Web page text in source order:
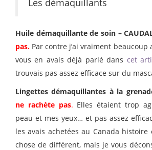
Huile démaquillante de soin –
pas. Par contre j’ai vraiment beaucoup
vous en avais déjà parlé dans cet
trouvais pas assez efficace sur du
Lingettes démaquillantes à la
ne rachète pas. Elles étaient trop
peau et mes yeux… et pas assez
les avais achetées au Canada histoire
chose de différent, mais je vous